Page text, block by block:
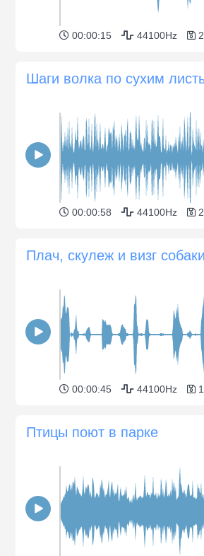
00:00:15 44100Hz
00:00:58 44100Hz
Плач, скулеж и визг
00:00:45 44100Hz
Птицы поют в парке